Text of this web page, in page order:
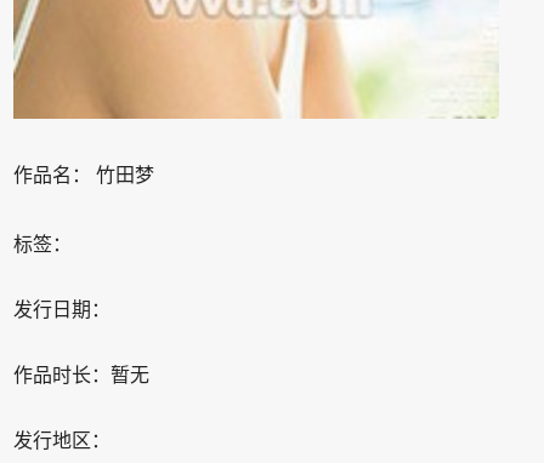
作品名： 竹田梦
标签：
发行日期：
作品时长：暂无
发行地区：